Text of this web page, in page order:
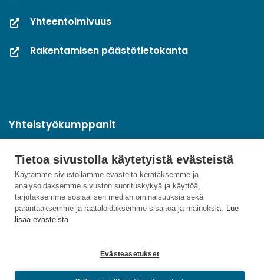
Tietoa sivustolla käytetyistä evästeistä
Käytämme sivustollamme evästeitä kerätäksemme ja
analysoidaksemme sivuston suorituskykyä ja käyttöä,
tarjotaksemme sosiaalisen median ominaisuuksia sekä
parantaaksemme ja räätälöidäksemme sisältöä ja mainoksia. Lue
lisää evästeistä
Evästeasetukset
Yhteentoimivuus
Rakentamisen päästötietokanta
Yhteistyökumppanit